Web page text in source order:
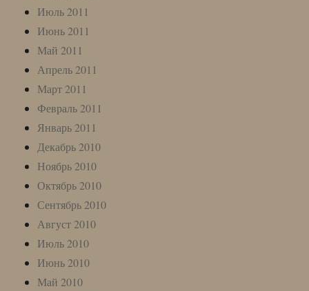
Июль 2011
Июнь 2011
Май 2011
Апрель 2011
Март 2011
Февраль 2011
Январь 2011
Декабрь 2010
Ноябрь 2010
Октябрь 2010
Сентябрь 2010
Август 2010
Июль 2010
Июнь 2010
Май 2010